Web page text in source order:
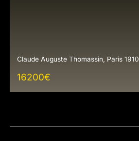
Claude Auguste Thomassin, Paris 1910
16200€